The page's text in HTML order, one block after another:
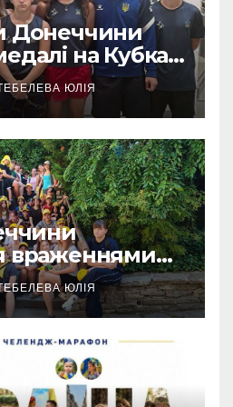
Донеччини
на Кубках
ЮЛІЯ
враженнями
в Польщі
ЮЛІЯ